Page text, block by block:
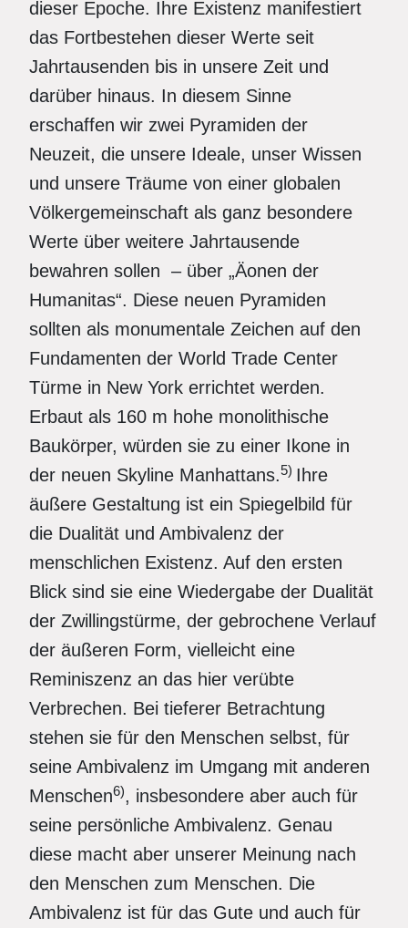
dieser Epoche. Ihre Existenz manifestiert
das Fortbestehen dieser Werte seit
Jahrtausenden bis in unsere Zeit und
darüber hinaus. In diesem Sinne
erschaffen wir zwei Pyramiden der
Neuzeit, die unsere Ideale, unser Wissen
und unsere Träume von einer globalen
Völkergemeinschaft als ganz besondere
Werte über weitere Jahrtausende
bewahren sollen – über „Äonen der
Humanitas“. Diese neuen Pyramiden
sollten als monumentale Zeichen auf den
Fundamenten der World Trade Center
Türme in New York errichtet werden.
Erbaut als 160 m hohe monolithische
Baukörper, würden sie zu einer Ikone in
der neuen Skyline Manhattans.5) Ihre
äußere Gestaltung ist ein Spiegelbild für
die Dualität und Ambivalenz der
menschlichen Existenz. Auf den ersten
Blick sind sie eine Wiedergabe der Dualität
der Zwillingstürme, der gebrochene Verlauf
der äußeren Form, vielleicht eine
Reminiszenz an das hier verübte
Verbrechen. Bei tieferer Betrachtung
stehen sie für den Menschen selbst, für
seine Ambivalenz im Umgang mit anderen
Menschen6), insbesondere aber auch für
seine persönliche Ambivalenz. Genau
diese macht aber unserer Meinung nach
den Menschen zum Menschen. Die
Ambivalenz ist für das Gute und auch für